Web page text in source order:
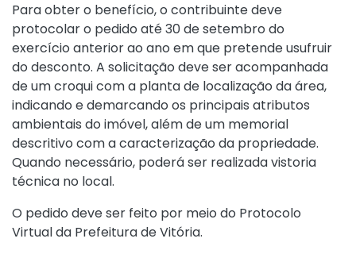
Para obter o benefício, o contribuinte deve
protocolar o pedido até 30 de setembro do
exercício anterior ao ano em que pretende usufruir
do desconto. A solicitação deve ser acompanhada
de um croqui com a planta de localização da área,
indicando e demarcando os principais atributos
ambientais do imóvel, além de um memorial
descritivo com a caracterização da propriedade.
Quando necessário, poderá ser realizada vistoria
técnica no local.
O pedido deve ser feito por meio do Protocolo
Virtualda Prefeitura de Vitória.